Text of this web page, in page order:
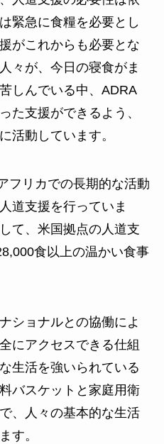
緊急に食糧を必要とし
がこれからも必要とな
々が、今日の寝食がま
しんでいる中、ADRA
た支援ができるよう、
活動しています。
フリカでの長期的な活動
道支援を行っていま
て、米国拠点の人道支
食以上の温かい食事
ショナルとの協働によ
にアクセスできる仕組
生活を強いられている
バスケットと家庭用衛
、人々の基本的な生活
す。